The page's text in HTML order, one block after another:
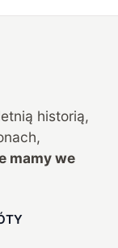
historią,
mamy we